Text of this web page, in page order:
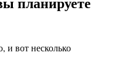
и вот несколько